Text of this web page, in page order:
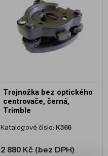
Trojnožka bez optického
centrovače, černá,
Trimble
Katalogové číslo: K366
2 880 Kč (bez DPH)